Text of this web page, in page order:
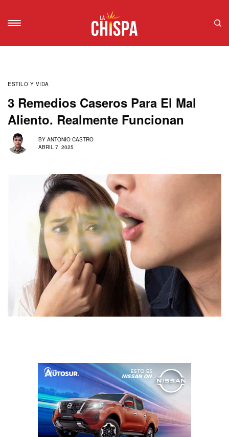
ESTILO Y VIDA
3 Remedios Caseros Para El Mal
Aliento. Realmente Funcionan
BY ANTONIO CASTRO
ABRIL 7, 2025